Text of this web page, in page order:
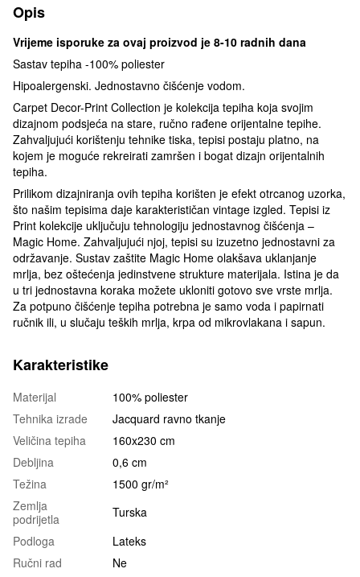
Opis
Vrijeme isporuke za ovaj proizvod je 8-10 radnih dana
Sastav tepiha -100% poliester
Hipoalergenski. Jednostavno čišćenje vodom.
Carpet Decor-Print Collection je kolekcija tepiha koja svojim
dizajnom podsjeća na stare, ručno rađene orijentalne tepihe.
Zahvaljujući korištenju tehnike tiska, tepisi postaju platno, na
kojem je moguće rekreirati zamršen i bogat dizajn orijentalnih
tepiha.
Prilikom dizajniranja ovih tepiha korišten je efekt otrcanog uzorka,
što našim tepisima daje karakterističan vintage izgled. Tepisi iz
Print kolekcije uključuju tehnologiju jednostavnog čišćenja –
Magic Home. Zahvaljujući njoj, tepisi su izuzetno jednostavni za
održavanje. Sustav zaštite Magic Home olakšava uklanjanje
mrlja, bez oštećenja jedinstvene strukture materijala. Istina je da
u tri jednostavna koraka možete ukloniti gotovo sve vrste mrlja.
Za potpuno čišćenje tepiha potrebna je samo voda i papirnati
ručnik ili, u slučaju teških mrlja, krpa od mikrovlakana i sapun.
Karakteristike
Materijal
100% poliester
Tehnika izrade
Jacquard ravno tkanje
Veličina tepiha
160x230 cm
Debljina
0,6 cm
Težina
1500 gr/m²
Zemlja
podrijetla
Turska
Podloga
Lateks
Ručni rad
Ne